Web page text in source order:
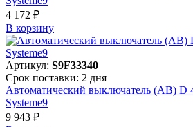
4 172 ₽
В корзинy
Артикул: S9F33340
Срок поставки: 2 дня
Автоматический выключатель (АВ) D
Systeme9
9 943 ₽